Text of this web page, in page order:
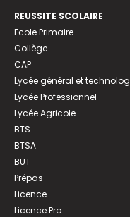
REUSSITE SCOLAIRE
Ecole Primaire
Collège
CAP
Lycée général et
Lycée Professionnel
Lycée Agricole
BTS
BTSA
BUT
Prépas
Licence
Licence Pro